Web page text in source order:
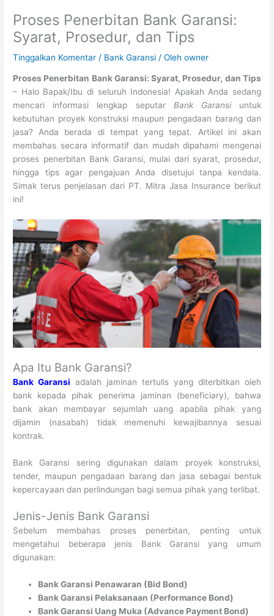
Proses Penerbitan Bank Garansi:
Syarat, Prosedur, dan Tips
Tinggalkan Komentar / Bank Garansi / Olehowner
Proses Penerbitan Bank Garansi: Syarat, Prosedur, dan Tips
– Halo Bapak/Ibu di seluruh Indonesia! Apakah Anda sedang
mencari informasi lengkap seputar Bank Garansiuntuk
kebutuhan proyek konstruksi maupun pengadaan barang dan
jasa? Anda berada di tempat yang tepat. Artikel ini akan
membahas secara informatif dan mudah dipahami mengenai
proses penerbitan Bank Garansi, mulai dari syarat, prosedur,
hingga tips agar pengajuan Anda disetujui tanpa kendala.
Simak terus penjelasan dari PT. Mitra Jasa Insurance berikut
ini!
Apa Itu Bank Garansi?
Bank Garansi adalah jaminan tertulis yang diterbitkan oleh
bank kepada pihak penerima jaminan (beneficiary), bahwa
bank akan membayar sejumlah uang apabila pihak yang
dijamin (nasabah) tidak memenuhi kewajibannya sesuai
kontrak.
Bank Garansi sering digunakan dalam proyek konstruksi,
tender, maupun pengadaan barang dan jasa sebagai bentuk
kepercayaan dan perlindungan bagi semua pihak yang terlibat.
Jenis-Jenis Bank Garansi
Sebelum membahas proses penerbitan, penting untuk
mengetahui beberapa jenis Bank Garansi yang umum
digunakan:
Bank Garansi Penawaran (Bid Bond)
Bank Garansi Pelaksanaan (Performance Bond)
Bank Garansi Uang Muka (Advance Payment Bond)